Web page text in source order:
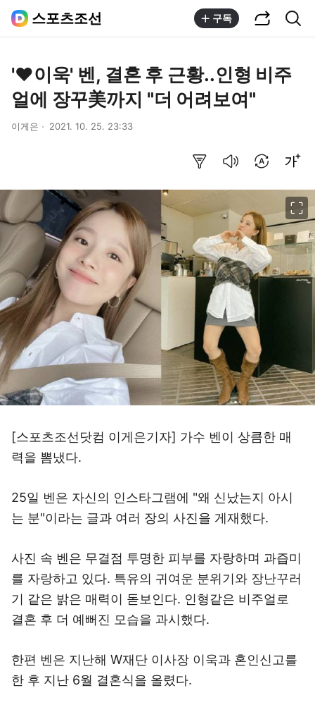
스포츠조선 구독
'♥이욱' 벤, 결혼 후 근황..인형 비주
얼에 장꾸美까지 "더 어려보여"
이게은 2021. 10. 25. 23:33
[스포츠조선닷컴 이게은기자] 가수 벤이 상큼한 매
력을 뽐냈다.
25일 벤은 자신의 인스타그램에 "왜 신났는지 아시
는 분"이라는 글과 여러 장의 사진을 게재했다.
사진 속 벤은 무결점 투명한 피부를 자랑하며 과즙미
를 자랑하고 있다. 특유의 귀여운 분위기와 장난꾸러
기 같은 밝은 매력이 돋보인다. 인형같은 비주얼로
결혼 후 더 예뻐진 모습을 과시했다.
한편 벤은 지난해 W재단 이사장 이욱과 혼인신고를
한 후 지난 6월 결혼식을 올렸다.